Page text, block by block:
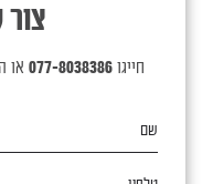
חייגו077-8038386 או